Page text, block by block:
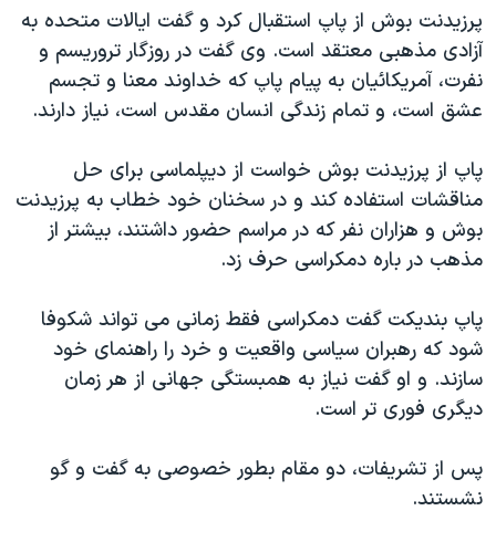
تریبونال مردمی آبان ۹۸
دادگاه حمید نوری
چهل سال گروگان‌گیری
قانون شفافیت دارائی کادر رهبری ایران
اعتراضات مردمی آبان ۹۸
اسرائیل در جنگ
همایش محافظه‌کاران آمریکا «سی‌پک»
صفحه‌های ویژه
سفر پرزیدنت ترامپ به چین
پرزيدنت بوش از پاپ استقبال کرد و گفت ايالات متحده به
آزادی مذهبی معتقد است. وی گفت در روزگار تروريسم و
نفرت، آمريکائيان به پيام پاپ که خداوند معنا و تجسم
عشق است، و تمام زندگی انسان مقدس است، نياز دارند.
پاپ از پرزيدنت بوش خواست از ديپلماسی برای حل
مناقشات استفاده کند و در سخنان خود خطاب به پرزيدنت
بوش و هزاران نفر که در مراسم حضور داشتند، بيشتر از
مذهب در باره دمکراسی حرف زد.
پاپ بنديکت گفت دمکراسی فقط زمانی می تواند شکوفا
شود که رهبران سياسی واقعيت و خرد را راهنمای خود
سازند. و او گفت نياز به همبستگی جهانی از هر زمان
ديگری فوری تر است.
پس از تشريفات، دو مقام بطور خصوصی به گفت و گو
نشستند.